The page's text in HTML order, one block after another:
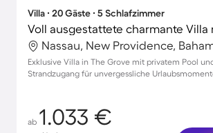
Villa ∙ 20 Gäste ∙ 5 Schlafzimmer
Nassau, New Providence,
Exklusive Villa in The Grove mit privatem Pool
Strandzugang für unvergessliche
ab 1.033 €